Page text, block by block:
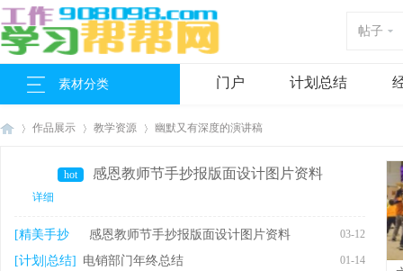
帖子
素材分类 门户 计划总结
作品展示 教学资源 幽默又有深度的演讲稿
hot 感恩教师节手抄报版面设计图片资料
详细
[精美手抄
报]
感恩教师节手抄报版面设计图片资料 03-12
[计划|总结] 电销部门年终总结 01-14